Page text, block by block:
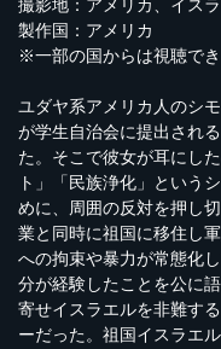
撮影地：アメリカ、イス
製作国：アメリカ
※一部の国からは視聴で
ユダヤ系アメリカ人のシ
が学生自治会に提出され
た。そこで彼女が耳にし
ト」「民族浄化」という
めに、周囲の反対を押し
業と同時に祖国に移住し
への拘束や暴力が常態化
分が経験したことを公に
寄せイスラエルを非難す
ーだった。祖国イスラエ